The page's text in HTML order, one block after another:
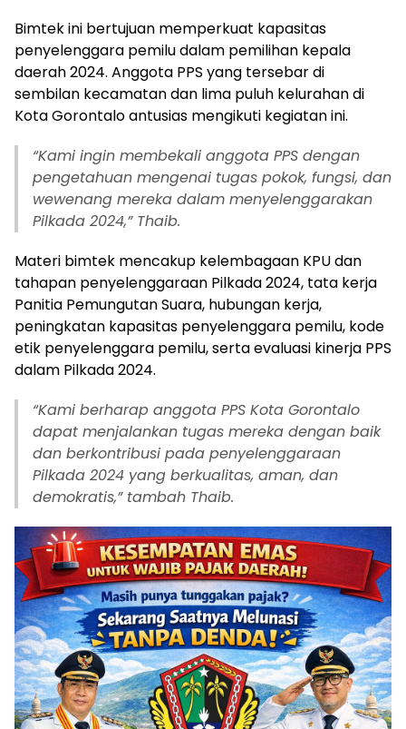
Bimtek ini bertujuan memperkuat kapasitas
penyelenggara pemilu dalam pemilihan kepala
daerah 2024. Anggota PPS yang tersebar di
sembilan kecamatan dan lima puluh kelurahan di
Kota Gorontalo antusias mengikuti kegiatan ini.
“Kami ingin membekali anggota PPS dengan
pengetahuan mengenai tugas pokok, fungsi, dan
wewenang mereka dalam menyelenggarakan
Pilkada 2024,” Thaib.
Materi bimtek mencakup kelembagaan KPU dan
tahapan penyelenggaraan Pilkada 2024, tata kerja
Panitia Pemungutan Suara, hubungan kerja,
peningkatan kapasitas penyelenggara pemilu, kode
etik penyelenggara pemilu, serta evaluasi kinerja PPS
dalam Pilkada 2024.
“Kami berharap anggota PPS Kota Gorontalo
dapat menjalankan tugas mereka dengan baik
dan berkontribusi pada penyelenggaraan
Pilkada 2024 yang berkualitas, aman, dan
demokratis,” tambah Thaib.